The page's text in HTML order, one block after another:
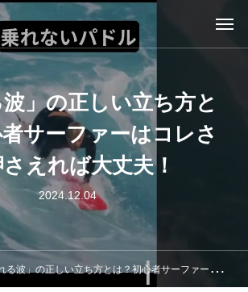
波」の正しい立ち方と
サーファーはコレさ
えれば大丈夫！
2024.12.04
波」の正しい立ち方とは？初心者サーファーはコレさえ押さえれば大丈夫！